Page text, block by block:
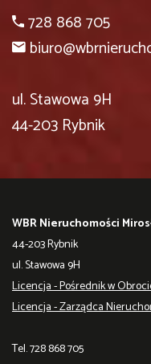
728 868 705
ul. Stawowa 9H
44-203 Rybnik
WBR Nieruchomości
44-203 Rybnik
ul. Stawowa 9H
Licencja - Pośrednik w
Licencja - Zarządca
Tel. 728 868 705